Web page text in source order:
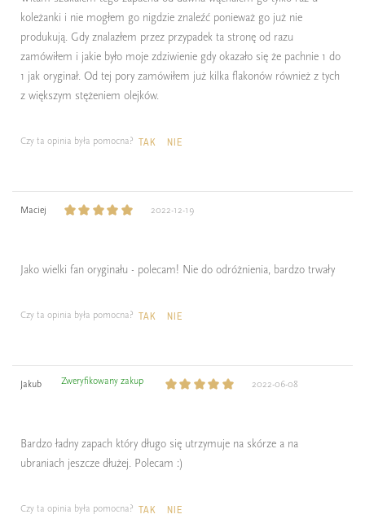
koleżanki i nie mogłem go nigdzie znaleźć ponieważ go już nie
produkują. Gdy znalazłem przez przypadek ta stronę od razu
zamówiłem i jakie było moje zdziwienie gdy okazało się że pachnie 1 do
1 jak oryginał. Od tej pory zamówiłem już kilka flakonów również z tych
z większym stężeniem olejków.
Czy ta opinia była pomocna? TAK NIE
Maciej 2022-12-19
Jako wielki fan oryginału - polecam! Nie do odróżnienia, bardzo trwały
Czy ta opinia była pomocna? TAK NIE
Jakub Zweryfikowany zakup 2022-06-08
Bardzo ładny zapach który długo się utrzymuje na skórze a na
ubraniach jeszcze dłużej. Polecam :)
Czy ta opinia była pomocna? TAK NIE